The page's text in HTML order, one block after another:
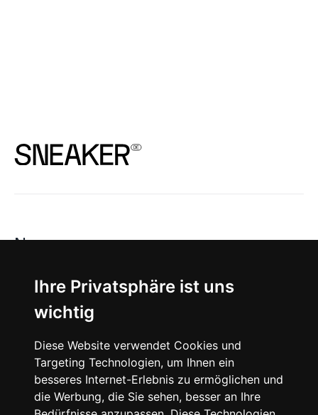
Ihre Privatsphäre ist uns
wichtig
Diese Website verwendet Cookies und
Targeting Technologien, um Ihnen ein
besseres Internet-Erlebnis zu ermöglichen und
die Werbung, die Sie sehen, besser an Ihre
News
About
Instagram
Facebook